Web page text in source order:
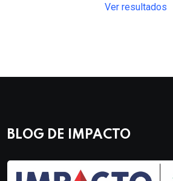
Ver resultados
BLOG DE IMPACTO